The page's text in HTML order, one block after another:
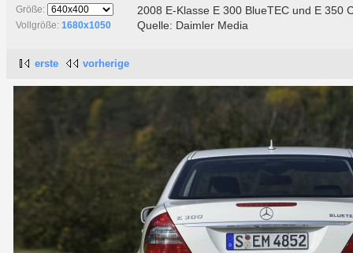
Größe:
Vollgröße: 1680x1050
2008 E-Klasse E 300 BlueTEC und E 350
Quelle: Daimler Media
erste vorherige